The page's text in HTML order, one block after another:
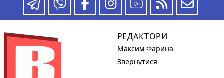
РЕДАКТОРИ
Максим Фарина
Звернутися